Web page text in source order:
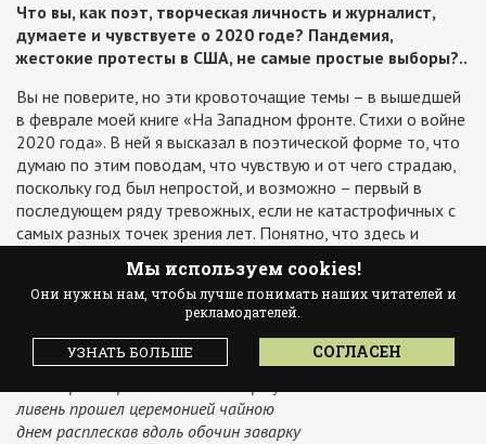
Что вы, как поэт, творческая личность и журналист,
думаете и чувствуете о 2020 годе? Пандемия,
жестокие протесты в США, не самые простые выборы?..
Вы не поверите, но эти кровоточащие темы – в вышедшей
в феврале моей книге «На Западном фронте. Стихи о войне
2020 года». В ней я высказал в поэтической форме то, что
думаю по этим поводам, что чувствую и от чего страдаю,
поскольку год был непростой, и возможно – первый в
последующем ряду тревожных, если не катастрофичных с
самых разных точек зрения лет. Понятно, что здесь и
общая на весь мир беда – пандемия COVID-19, с ее
дистанцированием и карантином, при котором в немалой
степени были ущемлены хрестоматийные свободы
западной демократии:
в полом покрытом бетоном молчании
ливень прошел церемонией чайною
днем расплескав вдоль обочин заварку
Мы используем cookies!
Они нужны нам, чтобы лучше понимать наших читателей и
рекламодателей.
УЗНАТЬ БОЛЬШЕ СОГЛАСЕН